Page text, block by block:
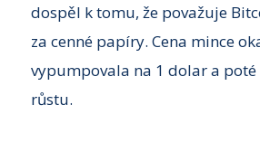
dospěl k tomu, že považuje
za cenné papíry. Cena mince
vypumpovala na 1 dolar a
růstu.